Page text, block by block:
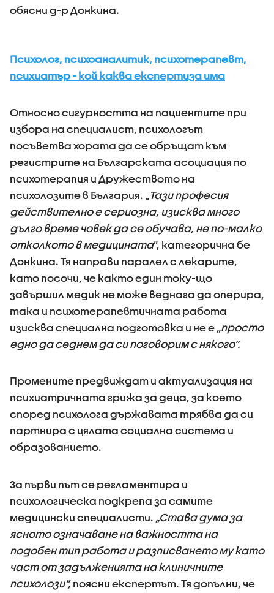
обясни д-р Донкина.
Психолог, психоаналитик, психотерапевт,
психиатър - кой каква експертиза има
Относно сигурността на пациентите при
избора на специалист, психологът
посъветва хората да се обръщат към
регистрите на Българската асоциация по
психотерапия и Дружеството на
психолозите в България. „Тази професия
действително е сериозна, изисква много
дълго време човек да се обучава, не по-малко
отколкото в медицината”, категорична бе
Донкина. Тя направи паралел с лекарите,
като посочи, че както един току-що
завършил медик не може веднага да оперира,
така и психотерапевтичната работа
изисква специална подготовка и не е „просто
едно да седнем да си поговорим с някого”.
Промените предвиждат и актуализация на
психиатричната грижа за деца, за което
според психолога държавата трябва да си
партнира с цялата социална система и
образованието.
За първи път се регламентира и
психологическа подкрепа за самите
медицински специалисти. „Става дума за
ясното означаване на важността на
подобен тип работа и разписването му като
част от задълженията на клиничните
психолози”, поясни експертът. Тя допълни, че